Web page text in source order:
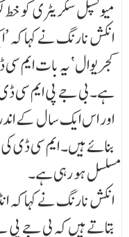
میونسپل سکریٹری کو خط
انکش نارنگ نے کہا کہ
کجریوال ‘ یہ بات ایم
ہے۔ بی جے پی ایم سی
اور اس ایک سال کے
بنائے ہیں۔ ایم سی ڈی
مسلسل ہو رہی ہے۔
انکش نارنگ نے کہا کہ
بتاتے ہیں کہ بی جے پی